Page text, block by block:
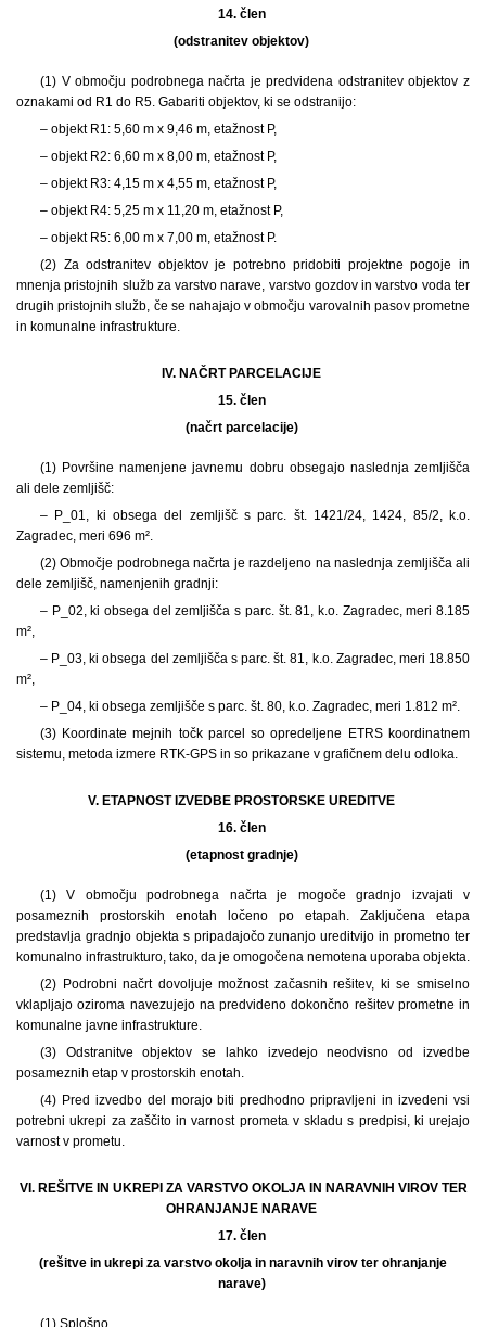
14. člen
(odstranitev objektov)
(1) V območju podrobnega načrta je predvidena odstranitev objektov z
oznakami od R1 do R5. Gabariti objektov, ki se odstranijo:
– objekt R1: 5,60 m x 9,46 m, etažnost P,
– objekt R2: 6,60 m x 8,00 m, etažnost P,
– objekt R3: 4,15 m x 4,55 m, etažnost P,
– objekt R4: 5,25 m x 11,20 m, etažnost P,
– objekt R5: 6,00 m x 7,00 m, etažnost P.
(2) Za odstranitev objektov je potrebno pridobiti projektne pogoje in
mnenja pristojnih služb za varstvo narave, varstvo gozdov in varstvo voda ter
drugih pristojnih služb, če se nahajajo v območju varovalnih pasov prometne
in komunalne infrastrukture.
IV. NAČRT PARCELACIJE
15. člen
(načrt parcelacije)
(1) Površine namenjene javnemu dobru obsegajo naslednja zemljišča
ali dele zemljišč:
– P_01, ki obsega del zemljišč s parc. št. 1421/24, 1424, 85/2, k.o.
Zagradec, meri 696 m².
(2) Območje podrobnega načrta je razdeljeno na naslednja zemljišča ali
dele zemljišč, namenjenih gradnji:
– P_02, ki obsega del zemljišča s parc. št. 81, k.o. Zagradec, meri 8.185
m²,
– P_03, ki obsega del zemljišča s parc. št. 81, k.o. Zagradec, meri 18.850
m²,
– P_04, ki obsega zemljišče s parc. št. 80, k.o. Zagradec, meri 1.812 m².
(3) Koordinate mejnih točk parcel so opredeljene ETRS koordinatnem
sistemu, metoda izmere RTK-GPS in so prikazane v grafičnem delu odloka.
V. ETAPNOST IZVEDBE PROSTORSKE UREDITVE
16. člen
(etapnost gradnje)
(1) V območju podrobnega načrta je mogoče gradnjo izvajati v
posameznih prostorskih enotah ločeno po etapah. Zaključena etapa
predstavlja gradnjo objekta s pripadajočo zunanjo ureditvijo in prometno ter
komunalno infrastrukturo, tako, da je omogočena nemotena uporaba objekta.
(2) Podrobni načrt dovoljuje možnost začasnih rešitev, ki se smiselno
vklapljajo oziroma navezujejo na predvideno dokončno rešitev prometne in
komunalne javne infrastrukture.
(3) Odstranitve objektov se lahko izvedejo neodvisno od izvedbe
posameznih etap v prostorskih enotah.
(4) Pred izvedbo del morajo biti predhodno pripravljeni in izvedeni vsi
potrebni ukrepi za zaščito in varnost prometa v skladu s predpisi, ki urejajo
varnost v prometu.
VI. REŠITVE IN UKREPI ZA VARSTVO OKOLJA IN NARAVNIH VIROV TER
OHRANJANJE NARAVE
17. člen
(rešitve in ukrepi za varstvo okolja in naravnih virov ter ohranjanje
narave)
(1) Splošno